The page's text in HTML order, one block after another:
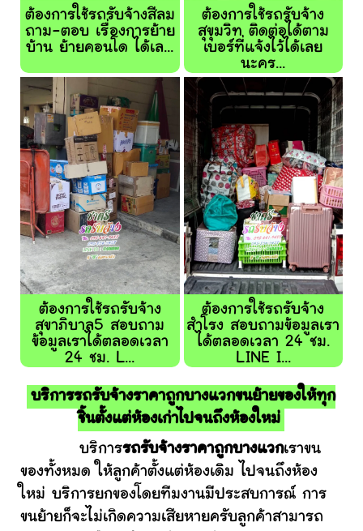
ต้องการใช้รถรับจ้างสีลม
ถาม-ตอบ เรื่องการย้าย
บ้าน ย้ายคอนโด ได้เล...
ต้องการใช้รถรับจ้าง
สุขุมวิท ติดต่อได้ตาม
เบอร์ที่แจ้งไว้ได้เลย
นะคร...
ต้องการใช้รถรับจ้าง
สุขาภิบาล5 สอบถาม
ข้อมูลเราได้ตลอดเวลา
24 ชม. L...
ต้องการใช้รถรับจ้าง
สำโรง สอบถามข้อมูลเรา
ได้ตลอดเวลา 24 ชม.
LINE I...
บริการรถรับจ้างราคาถูกบางแวกขนย้ายของให้ทุก
ชิ้นตั้งแต่ห้องเก่าไปจนถึงห้องใหม่
บริการรถรับจ้างราคาถูกบางแวกเราขน
ของทั้งหมด ให้ลูกค้าตั้งแต่ห้องเดิม ไปจนถึงห้อง
ใหม่ บริการยกของโดยทีมงานมีประสบการณ์ การ
ขนย้ายก็จะไม่เกิดความเสียหายครับลูกค้าสามารถ